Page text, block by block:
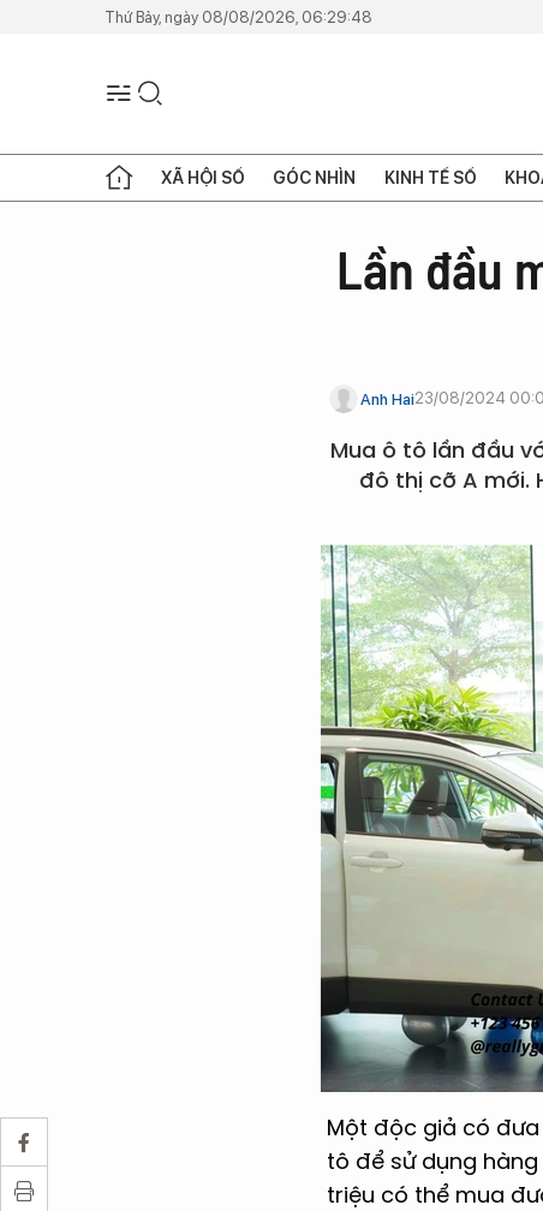
Thứ Bảy, ngày 08/08/2026, 06:29:48
XÃ HỘI SỐ GÓC NHÌN KINH TẾ SỐ
Lần đầu
Anh Hai23/08/2024
Mua ô tô lần đầu
đô thị cỡ A mới.
Một độc giả có
tô để sử dụng
triệu có thể mua